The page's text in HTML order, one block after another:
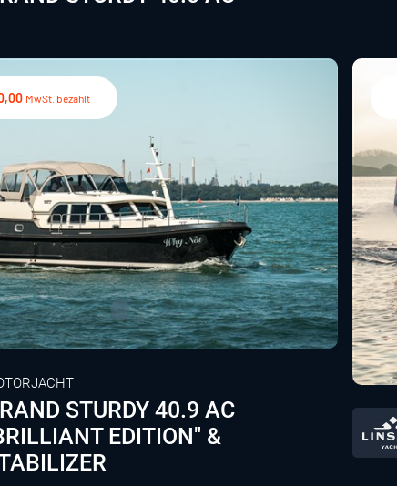
MwSt. bezahlt
STURDY 40.9 AC
EDITION" &